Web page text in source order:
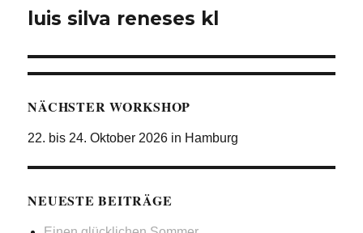
luis silva reneses kl
NÄCHSTER WORKSHOP
22. bis 24. Oktober 2026 in Hamburg
NEUESTE BEITRÄGE